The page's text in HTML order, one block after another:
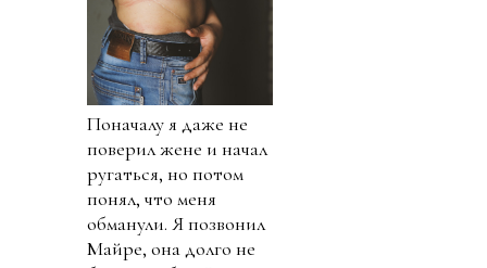
Поначалу я даже не
поверил жене и начал
ругаться, но потом
понял, что меня
обманули. Я позвонил
Майре, она долго не